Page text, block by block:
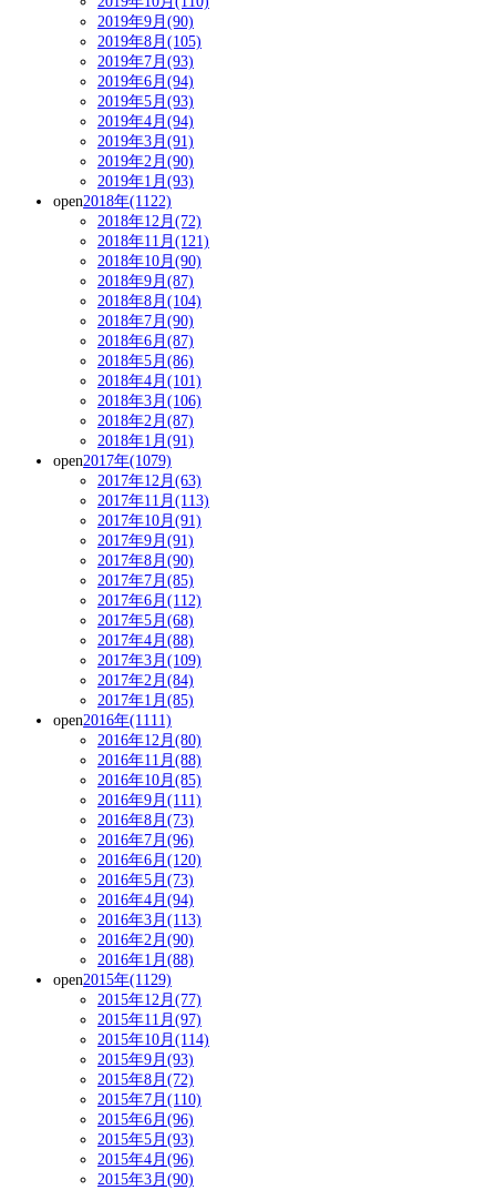
2019年9月(90)
2019年8月(105)
2019年7月(93)
2019年6月(94)
2019年5月(93)
2019年4月(94)
2019年3月(91)
2019年2月(90)
2019年1月(93)
open2018年(1122)
2018年12月(72)
2018年11月(121)
2018年10月(90)
2018年9月(87)
2018年8月(104)
2018年7月(90)
2018年6月(87)
2018年5月(86)
2018年4月(101)
2018年3月(106)
2018年2月(87)
2018年1月(91)
open2017年(1079)
2017年12月(63)
2017年11月(113)
2017年10月(91)
2017年9月(91)
2017年8月(90)
2017年7月(85)
2017年6月(112)
2017年5月(68)
2017年4月(88)
2017年3月(109)
2017年2月(84)
2017年1月(85)
open2016年(1111)
2016年12月(80)
2016年11月(88)
2016年10月(85)
2016年9月(111)
2016年8月(73)
2016年7月(96)
2016年6月(120)
2016年5月(73)
2016年4月(94)
2016年3月(113)
2016年2月(90)
2016年1月(88)
open2015年(1129)
2015年12月(77)
2015年11月(97)
2015年10月(114)
2015年9月(93)
2015年8月(72)
2015年7月(110)
2015年6月(96)
2015年5月(93)
2015年4月(96)
2015年3月(90)